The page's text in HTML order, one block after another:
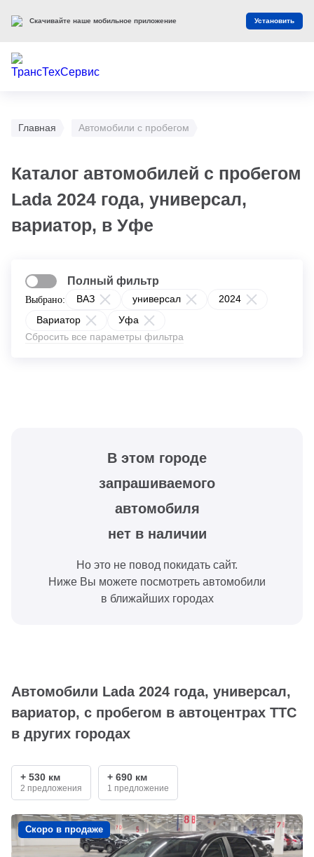
Главная Автомобили с пробегом
Каталог автомобилей с пробегом
Lada 2024 года, универсал,
вариатор, в Уфе
Выбрано: ВАЗ универсал
2024
Вариатор
Уфа
Сбросить все параметры фильтра
Полный фильтр
В этом городе
запрашиваемого
автомобиля
нет в наличии
Но это не повод покидать сайт.
Ниже Вы можете посмотреть автомобили
в ближайших городах
Автомобили Lada 2024 года, универсал,
вариатор, с пробегом в автоцентрах ТТС
в других городах
+ 530 км
2 предложения
+ 690 км
1 предложение
Скоро в продаже
Скачивайте наше мобильное приложение Установить